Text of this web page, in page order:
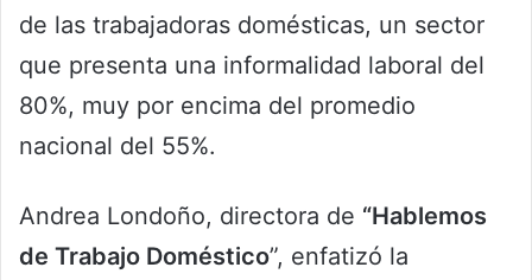
de las trabajadoras domésticas, un sector
que presenta una informalidad laboral del
80%, muy por encima del promedio
nacional del 55%.
Andrea Londoño, directora de “Hablemos
de Trabajo Doméstico”, enfatizó la